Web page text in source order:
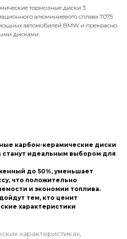
тормозные диски 3
алюминиевого сплава 7075
автомобилей BMW и прекрасно
дисками.
карбон-керамические диски
станут идеальным выбором для
до 50%, уменьшает
что положительно
и экономии топлива.
тем, кто ценит
характеристики
характеристиках,